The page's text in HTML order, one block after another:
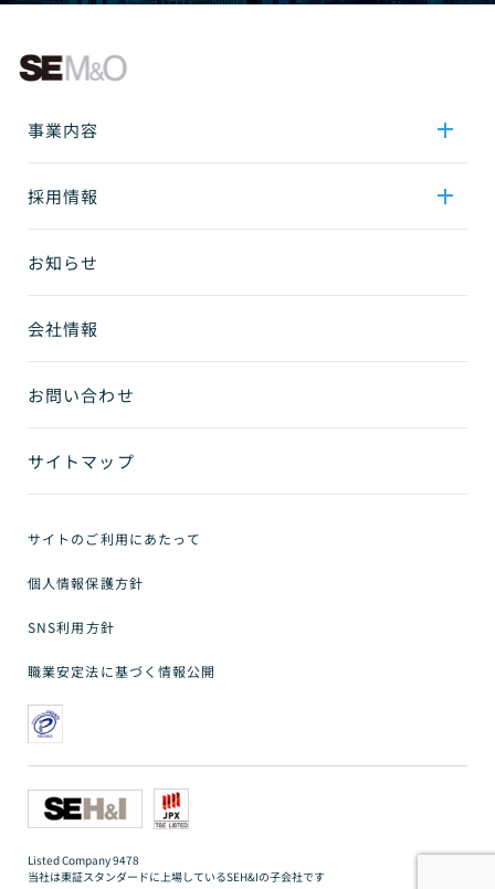
事業内容
採用情報
お知らせ
会社情報
お問い合わせ
サイトマップ
サイトのご利用にあたって
個人情報保護方針
SNS利用方針
職業安定法に基づく情報公開
Listed Company 9478
当社は東証スタンダードに上場しているSEH&Iの子会社です